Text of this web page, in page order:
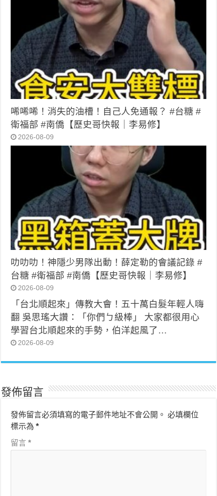
唏唏唏！消失的油槽！自己人免通報？ #台糖 #
衛福部 #南僑【歷史哥快報｜李易修】
2026-08-09
叻叻叻！神隱少男隊出動！薛定勒的會議記錄 #
台糖 #衛福部 #南僑【歷史哥快報｜李易修】
2026-08-09
「台北順起來」傳教大會！五十萬白髮年輕人嗨
翻 吳思瑤大讚：「你們ㄅ級棒」 大家都很用心
學習台北順起來的手勢，伯洋起風了…
2026-08-09
發佈留言
發佈留言必須填寫的電子郵件地址不會公開。 必填欄位
標示為*
留言*